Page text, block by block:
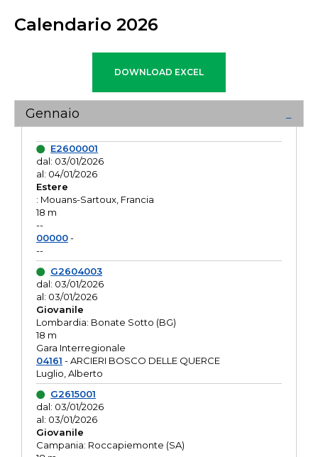
Calendario 2026
Gennaio
E2600001
dal: 03/01/2026
al: 04/01/2026
Estere
: Mouans-Sartoux, Francia
18 m
--
00000-
--
G2604003
dal: 03/01/2026
al: 03/01/2026
Giovanile
Lombardia: Bonate Sotto (BG)
18 m
Gara Interregionale
04161 - ARCIERI BOSCO DELLE QUERCE
Luglio, Alberto
G2615001
dal: 03/01/2026
al: 03/01/2026
Giovanile
Campania: Roccapiemonte (SA)